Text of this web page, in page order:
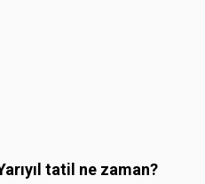
tatil ne zaman?